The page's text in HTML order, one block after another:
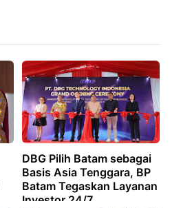
DBG Pilih Batam sebagai
Basis Asia Tenggara, BP
Batam Tegaskan Layanan
Investor 24/7